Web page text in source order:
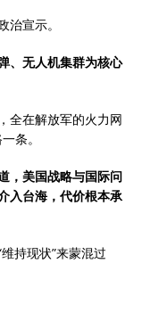
宣示。
、无人机集群为核心
全在解放军的火力网
条。
，美国战略与国际问
入台海，代价根本承
持现状”来蒙混过